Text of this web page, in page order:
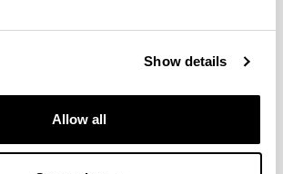
Show details
Allow all
Erkoreka, A.Cuerpo Médico y Gripe
Pandémie 1918 Côte Basque Études
83 - 90